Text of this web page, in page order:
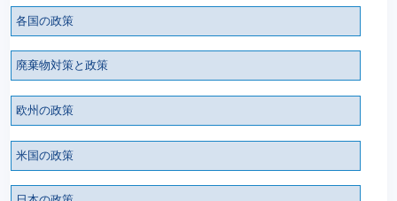
各国の政策
廃棄物対策と政策
欧州の政策
米国の政策